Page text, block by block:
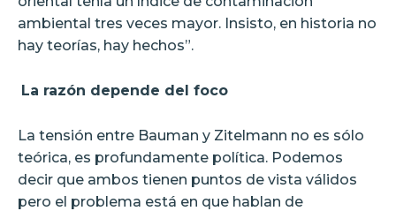
ambiental tres veces mayor. Insisto, en historia no
hay teorías, hay hechos”.
La razón depende del foco
La tensión entre Bauman y Zitelmann no es sólo
teórica, es profundamente política. Podemos
decir que ambos tienen puntos de vista válidos
pero el problema está en que hablan de